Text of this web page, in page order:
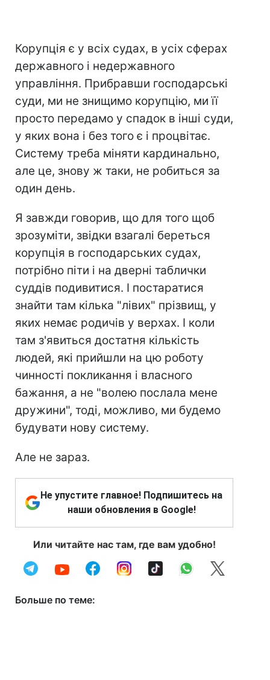
Корупція є у всіх судах, в усіх сферах
державного і недержавного
управління. Прибравши господарські
суди, ми не знищимо корупцію, ми її
просто передамо у спадок в інші суди,
у яких вона і без того є і процвітає.
Систему треба міняти кардинально,
але це, знову ж таки, не робиться за
один день.
Я завжди говорив, що для того щоб
зрозуміти, звідки взагалі береться
корупція в господарських судах,
потрібно піти і на дверні таблички
суддів подивитися. І постаратися
знайти там кілька "лівих" прізвищ, у
яких немає родичів у верхах. І коли
там з'явиться достатня кількість
людей, які прийшли на цю роботу
чинності покликання і власного
бажання, а не "волею послала мене
дружини", тоді, можливо, ми будемо
будувати нову систему.
Але не зараз.
Не упустите главное! Подпишитесь на
наши обновления в Google!
Или читайте нас там, где вам удобно!
Больше по теме: